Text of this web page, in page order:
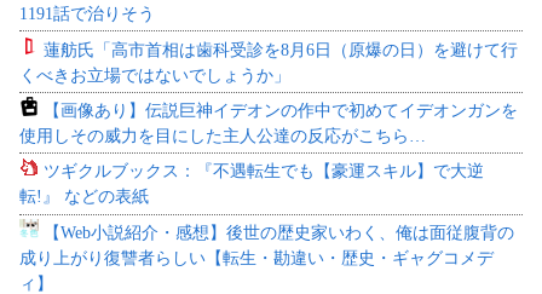
1191話で治りそう
蓮舫氏「高市首相は歯科受診を8月6日（原爆の日）を避けて行
くべきお立場ではないでしょうか」
【画像あり】伝説巨神イデオンの作中で初めてイデオンガンを
使用しその威力を目にした主人公達の反応がこちら…
ツギクルブックス：『不遇転生でも【豪運スキル】で大逆
転!』 などの表紙
【Web小説紹介・感想】後世の歴史家いわく、俺は面従腹背の
成り上がり復讐者らしい【転生・勘違い・歴史・ギャグコメデ
ィ】